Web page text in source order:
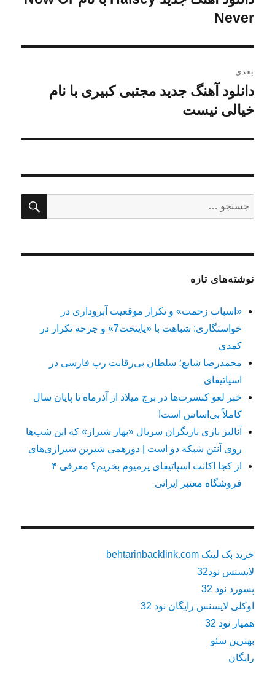
قبلی:
Never
بعدی
نوشته
بعدی:
دانلود آهنگ جدید مجتبی کبیری با نام
خیالی نیست
برای:
نوشته‌های تازه
«اسباب زحمت» و تکرار موقعیت آبروداری در
خواستگاری: شباهت با «پایتخت7» و چرخه تکرار در
کمدی
محمدرضا شایع؛ سلطان بی‌رقابت رپ فارسی در
اسپاتیفای
خبر لغو کنسرت‌ها در برج میلاد از آذرماه تا پایان سال
کاملاً بی‌اساس است!
آنالیز بازی بازیگران سریال «بهار شیراز» که این شب‌ها
روی آنتن شبکه دو است | دورهمی شیرین شیرازی‌های
از کجا اکانت اسپاتیفای پرمیوم بخریم؟ معرفی ۴
فروشگاه معتبر ایرانی
خرید بک لینک behtarinbacklink.com
لایسنس نود32
پسورد نود 32
اوکلی لایسنس رایگان نود 32
همیار نود 32
بهترین سئو
رایگان